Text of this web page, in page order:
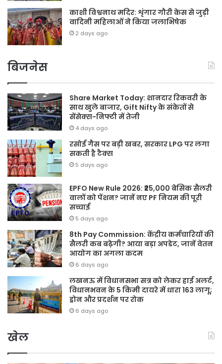
काशी विश्वनाथ मदिर: शृंगार गौरी केस से जुड़ी
वादिनी महिलाओं ने किया जलाभिषेक
2 days ago
बिजनेस
Share Market Today: शानदार रिकवरी के
साथ खुले बाजार, Gift Nifty के संकेतों से
सेंसेक्स-निफ्टी में तेजी
4 days ago
रसोई गैस पर बड़ी खबर, सरकार LPG पर लगा
सकती है टैक्स
5 days ago
EPFO New Rule 2026: ₹25,000 बेसिक सैलरी
वालों को पेंशन? जानें नए PF नियम की पूरी
सच्चाई
5 days ago
8th Pay Commission: केंद्रीय कर्मचारियों की
सैलरी कब बढ़ेगी? आया बड़ा अपडेट, जानें वेतन
आयोग का अगला कदम
6 days ago
लखनऊ में विधानसभा सत्र को लेकर हाई अलर्ट,
विधानभवन के 5 किमी दायरे में धारा 163 लागू;
ड्रोन और प्रदर्शन पर रोक
6 days ago
खेल